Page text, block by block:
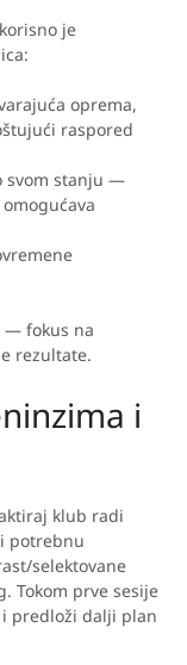
je
oprema,
raspored
svom stanju —
— fokus na
rezultate.
i
klub radi
potrebnu
selektovane
Tokom prve sesije
predloži dalji plan